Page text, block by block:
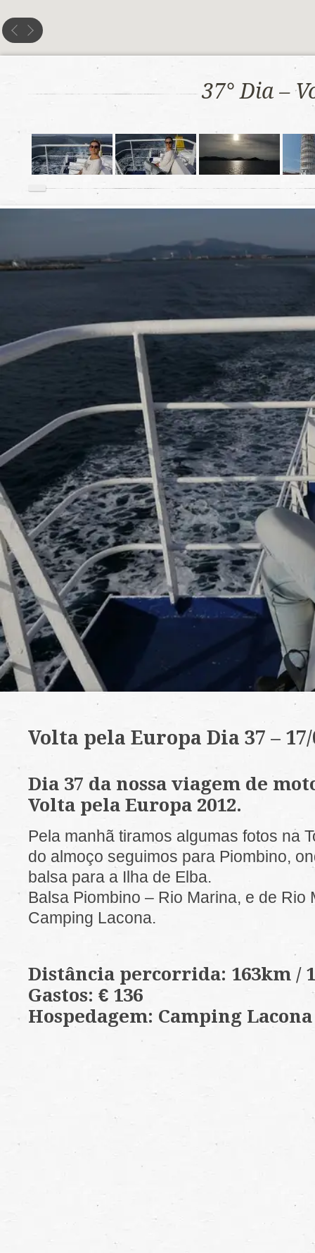
37° Dia –
Volta pela Europa Dia 37 – 17/
Dia 37 da nossa viagem de
Volta pela Europa 2012.
Pela manhã tiramos algumas fotos na
do almoço seguimos para Piombino,
balsa para a Ilha de Elba.
Balsa Piombino – Rio Marina, e de Rio
Camping Lacona.
Distância percorrida: 163km /
Gastos: € 136
Hospedagem: Camping Lacona